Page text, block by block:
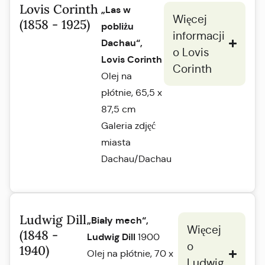
Lovis Corinth
(1858 - 1925)
„Las w
pobliżu
Dachau“,
Lovis Corinth
Olej na
płótnie, 65,5 x
87,5 cm
Galeria zdjęć
miasta
Dachau/Dachau
Więcej
informacji
o Lovis
Corinth
Ludwig Dill
(1848 -
1940)
„Biały mech“,
Ludwig Dill 1900
Olej na płótnie, 70 x
Więcej
o